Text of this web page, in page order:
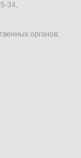
34,
органов: